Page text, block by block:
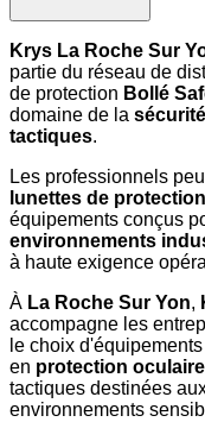
Krys La Roche Sur
partie du réseau de
de protection Bollé
domaine de la
tactiques.
Les professionnels
lunettes de protection
équipements conçus
environnements
à haute exigence
À La Roche Sur Yon,
accompagne les
le choix
en protection oculaire
tactiques destinées
environnements